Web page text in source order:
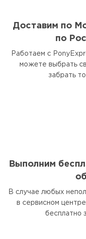
Доставим по
по
Работаем с
можете выбрать
забрать
Выполним
В случае любых
в сервисном
бесплатно